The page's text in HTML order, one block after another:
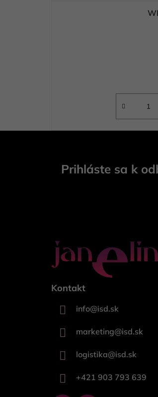
Prihláste sa k
Kontakt
info@isd.sk
marketing@isd.sk
logistika@isd.sk
+421 903 793 639